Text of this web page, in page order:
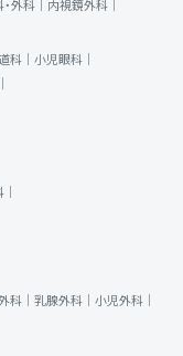
外科｜ 内視鏡外科｜
科｜ 小児眼科｜
科｜ 乳腺外科｜ 小児外科｜